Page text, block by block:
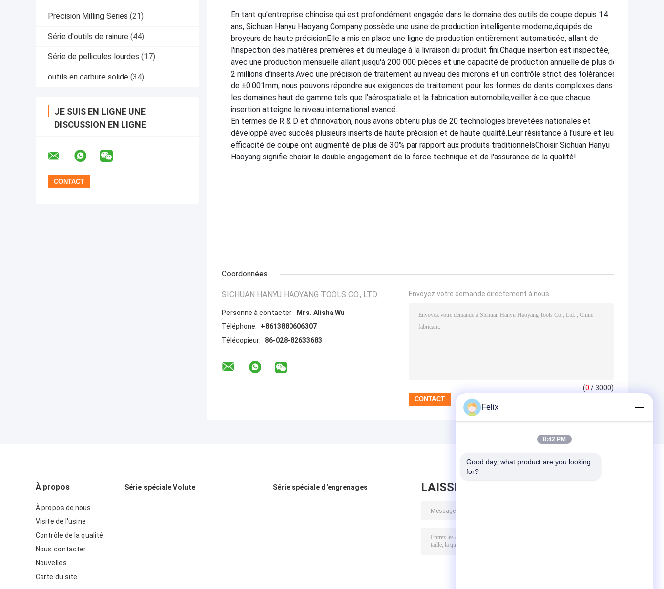
Precision Milling Series (21)
Série d'outils de rainure (44)
Série de pellicules lourdes (17)
outils en carbure solide (34)
JE SUIS EN LIGNE UNE
DISCUSSION EN LIGNE
En tant qu'entreprise chinoise qui est profondément engagée dans le domaine des outils de coupe depuis 14
ans, Sichuan Hanyu Haoyang Company possède une usine de production intelligente moderne,équipés de
broyeurs de haute précisionElle a mis en place une ligne de production entièrement automatisée, allant de
l'inspection des matières premières et du meulage à la livraison du produit fini.Chaque insertion est inspectée,
avec une production mensuelle allant jusqu'à 200 000 pièces et une capacité de production annuelle de plus de
2 millions d'inserts.Avec une précision de traitement au niveau des microns et un contrôle strict des tolérances
de ±0.001mm, nous pouvons répondre aux exigences de traitement pour les formes de dents complexes dans
les domaines haut de gamme tels que l'aérospatiale et la fabrication automobile,veiller à ce que chaque
insertion atteigne le niveau international avancé.
En termes de R & D et d'innovation, nous avons obtenu plus de 20 technologies brevetées nationales et
développé avec succès plusieurs inserts de haute précision et de haute qualité.Leur résistance à l'usure et leur
efficacité de coupe ont augmenté de plus de 30% par rapport aux produits traditionnelsChoisir Sichuan Hanyu
Haoyang signifie choisir le double engagement de la force technique et de l'assurance de la qualité!
Coordonnées
SICHUAN HANYU HAOYANG TOOLS CO., LTD.
Personne à contacter:
Mrs. Alisha Wu
Téléphone:
+8613880606307
Télécopieur:
86-028-82633683
Envoyez votre demande directement à nous
(0 / 3000)
À propos
À propos de nous
Visite de l'usine
Contrôle de la qualité
Nous contacter
Nouvelles
Carte du site
Série spéciale Volute Série spéciale d'engrenages LAISSEZ UN MESSAGE
Felix
8:42 PM
Good day, what product are you looking
for?